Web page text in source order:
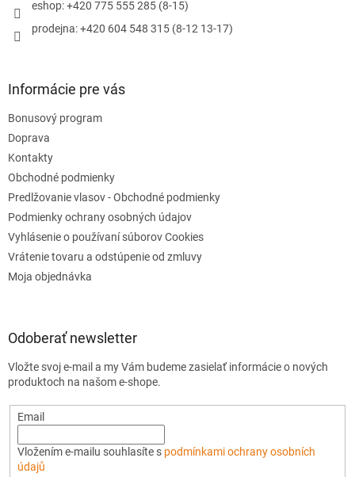
v
eshop: +420 775 555 285 (8-15)
prodejna: +420 604 548 315 (8-12 13-17)
Informácie pre vás
Bonusový program
Doprava
Kontakty
Obchodné podmienky
Predlžovanie vlasov - Obchodné podmienky
Podmienky ochrany osobných údajov
Vyhlásenie o používaní súborov Cookies
Vrátenie tovaru a odstúpenie od zmluvy
Moja objednávka
Odoberať newsletter
Vložte svoj e-mail a my Vám budeme zasielať informácie o nových
produktoch na našom e-shope.
Email
Vložením e-mailu souhlasíte s podmínkami ochrany osobních
údajů